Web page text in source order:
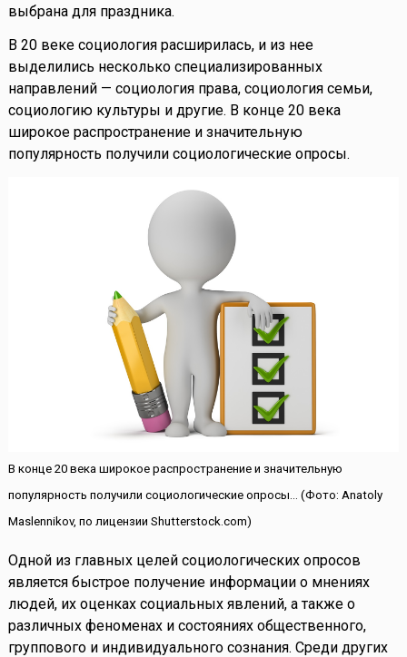
выбрана для праздника.
В 20 веке социология расширилась, и из нее
выделились несколько специализированных
направлений — социология права, социология семьи,
социологию культуры и другие. В конце 20 века
широкое распространение и значительную
популярность получили социологические опросы.
В конце 20 века широкое распространение и значительную
популярность получили социологические опросы... (Фото: Anatoly
Maslennikov, по лицензии Shutterstock.com)
Одной из главных целей социологических опросов
является быстрое получение информации о мнениях
людей, их оценках социальных явлений, а также о
различных феноменах и состояниях общественного,
группового и индивидуального сознания. Среди других